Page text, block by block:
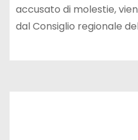
accusato di molestie,
dal Consiglio regionale